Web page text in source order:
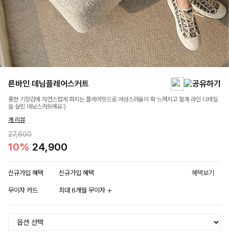
른바인 데님플레어스커트
롱한 기장감에 자연스럽게 퍼지는 플레어핏으로 여성스러움이 확 느껴지고 절개 라인 디테일
을 살린 데님스커트에요:)
개 리뷰
27,600
10% 24,900
신규가입 혜택 신규가입 혜택 혜택보기
무이자 카드 최대 6개월 무이자